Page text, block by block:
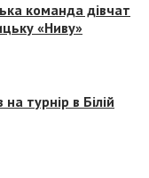
команда дівчат
«Ниву»
турнір в Білій